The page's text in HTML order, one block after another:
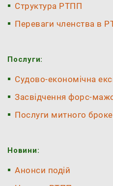
Структура РТПП
Переваги членства в
Послуги:
Судово-економічна
Засвідчення форс-
Послуги митного
Новини:
Анонси подій